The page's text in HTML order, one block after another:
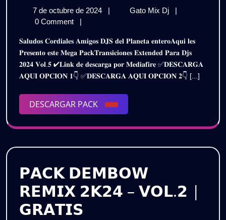
𝗘𝗫𝗧𝗘𝗡𝗗𝗘𝗗
𝗣𝗔𝗥𝗔
𝗗𝗝𝗦
𝟮𝟬𝟮𝟰
–
𝗩𝗢𝗟.𝟱
|
𝗚𝗥𝗔𝗧𝗜𝗦
7 de octubre de 2024
de
2024
| Gato Mix Dj
𝗣𝗔𝗖𝗞
𝗣𝗔𝗥𝗔
𝗗𝗝𝗦
𝟮𝟬𝟮𝟰
–
|
0 Comment
|
𝐒𝐚𝐥𝐮𝐝𝐨𝐬 𝐂𝐨𝐫𝐝𝐢𝐚𝐥𝐞𝐬 𝐀𝐦𝐢𝐠𝐨𝐬 𝐃𝐉𝐒 𝐝𝐞𝐥 𝐏𝐥𝐚𝐧𝐞𝐭𝐚 𝐞𝐧𝐭𝐞𝐫𝐨𝐀𝐪𝐮𝐢 𝐥𝐞𝐬
𝐏𝐫𝐞𝐬𝐞𝐧𝐭𝐨 𝐞𝐬𝐭𝐞 𝐌𝐞𝐠𝐚 𝐏𝐚𝐜𝐤𝐓𝐫𝐚𝐧𝐬𝐢𝐜𝐢𝐨𝐧𝐞𝐬 𝐄𝐱𝐭𝐞𝐧𝐝𝐞𝐝 𝐏𝐚𝐫𝐚 𝐃𝐣𝐬
𝟐𝟎𝟐𝟒 𝐕𝐨𝐥.𝟓 ✔𝐋𝐢𝐧𝐤 𝐝𝐞 𝐝𝐞𝐬𝐜𝐚𝐫𝐠𝐚 𝐩𝐨𝐫 𝐌𝐞𝐝𝐢𝐚𝐟𝐢𝐫𝐞 ✅𝐃𝐄𝐒𝐂𝐀𝐑𝐆𝐀
𝐀𝐐𝐔𝐈 𝐎𝐏𝐂𝐈𝐎𝐍 𝟏👇 ✅𝐃𝐄𝐒𝐂𝐀𝐑𝐆𝐀 𝐀𝐐𝐔𝐈 𝐎𝐏𝐂𝐈𝐎𝐍 𝟐👇 [...]
DESCARGAR PACK
DESCARGAR
PACK
𝗣𝗔𝗖𝗞 𝗗𝗘𝗠𝗕𝗢𝗪
𝗥𝗘𝗠𝗜𝗫 𝟮𝗞𝟮𝟰 – 𝗩𝗢𝗟.𝟮 |
𝗚𝗥𝗔𝗧𝗜𝗦